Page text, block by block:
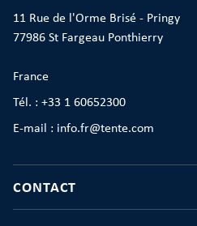
11 Rue de l'Orme Brisé - Pringy
77986 St Fargeau Ponthierry
France
Tél. : +33 1 60652300
E-mail : info.fr@tente.com
CONTACT